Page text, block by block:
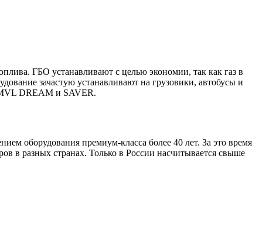
ГБО устанавливают с целью экономии, так как газ в
зачастую устанавливают на грузовики, автобусы и
DREAM и SAVER.
оборудования премиум-класса более 40 лет. За это время
в разных странах. Только в России насчитывается свыше